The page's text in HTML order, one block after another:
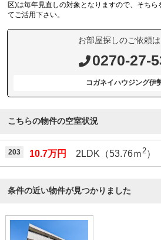
区)は毎年見直しの対象となりますので、そち
てご活用下さい。
お部屋探しのご依頼
0270-27-
コガネイハウジング伊
こちらの物件の空室状況
203 10.7万円 2LDK（53.76ｍ2）
条件の近い物件が見つかりました